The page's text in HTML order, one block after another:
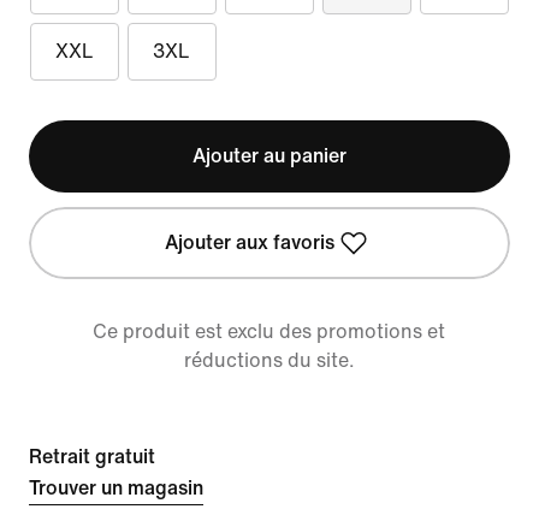
XXL 3XL
Ajouter au panier
Ajouter aux favoris
Ce produit est exclu des promotions et
réductions du site.
Retrait gratuit
Trouver un magasin